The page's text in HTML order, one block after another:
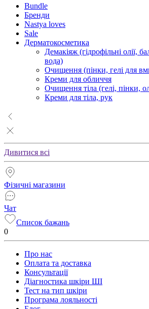
Bundle
Бренди
Nastya loves
Sale
Дерматокосметика
Демакіяж (гідрофільні олії,
вода)
Очищення (пінки, гелі для
Креми для обличчя
Очищення тіла (гелі, пінки,
Креми для тіла, рук
Дивитися всі
Фізичні магазини
Чат
Список бажань
0
Про нас
Оплата та доставка
Консультації
Діагностика шкіри ШІ
Тест на тип шкіри
Програма лояльності